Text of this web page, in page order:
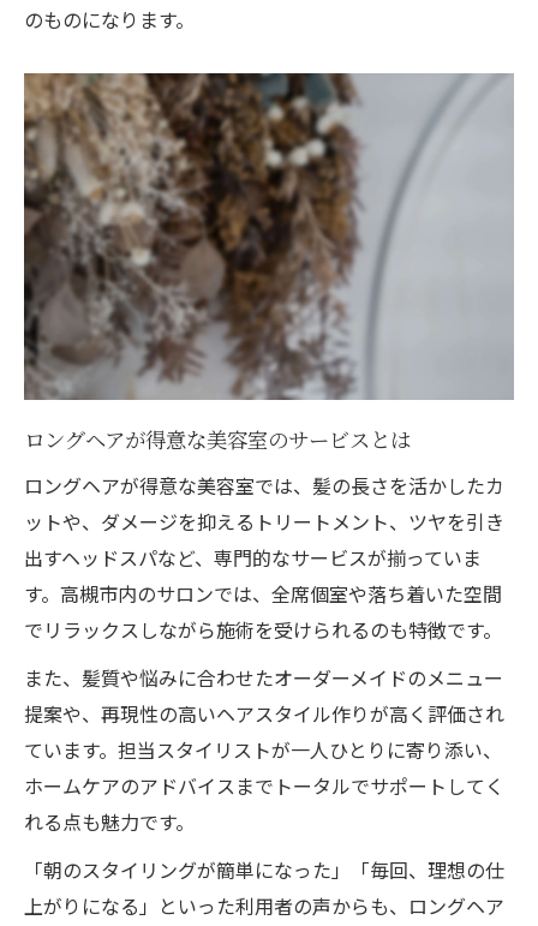
のものになります。
ロングヘアが得意な美容室のサービスとは
ロングヘアが得意な美容室では、髪の長さを活かしたカ
ットや、ダメージを抑えるトリートメント、ツヤを引き
出すヘッドスパなど、専門的なサービスが揃っていま
す。高槻市内のサロンでは、全席個室や落ち着いた空間
でリラックスしながら施術を受けられるのも特徴です。
また、髪質や悩みに合わせたオーダーメイドのメニュー
提案や、再現性の高いヘアスタイル作りが高く評価され
ています。担当スタイリストが一人ひとりに寄り添い、
ホームケアのアドバイスまでトータルでサポートしてく
れる点も魅力です。
「朝のスタイリングが簡単になった」「毎回、理想の仕
上がりになる」といった利用者の声からも、ロングヘア